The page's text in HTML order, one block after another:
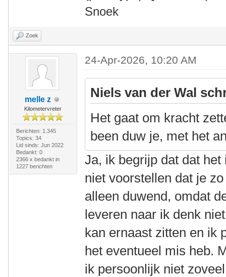
Snoek
Zoek
melle z
Kilometervreter
Berichten: 1.345
Topics: 34
Lid sinds: Jun 2022
Bedankt: 0
2366 x bedankt in
1227 berichten
24-Apr-2026, 10:20 AM
Niels van der Wal
Het gaat om kracht
been duw je, met het
Ja, ik begrijp dat dat
niet voorstellen dat je
alleen duwend, omdat
leveren naar ik denk
kan ernaast zitten en ik
het eventueel mis heb.
ik persoonlijk niet